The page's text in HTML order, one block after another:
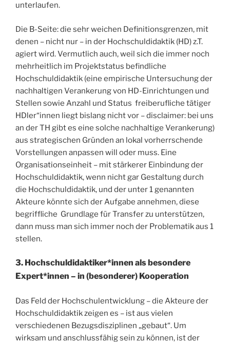
unterlaufen.
Die B-Seite: die sehr weichen Definitionsgrenzen, mit
denen – nicht nur – in der Hochschuldidaktik (HD) z.T.
agiert wird. Vermutlich auch, weil sich die immer noch
mehrheitlich im Projektstatus befindliche
Hochschuldidaktik (eine empirische Untersuchung der
nachhaltigen Verankerung von HD-Einrichtungen und
Stellen sowie Anzahl und Status freiberufliche tätiger
HDler“innen liegt bislang nicht vor – disclaimer: bei uns
an der TH gibt es eine solche nachhaltige Verankerung)
aus strategischen Gründen an lokal vorherrschende
Vorstellungen anpassen will oder muss. Eine
Organisationseinheit – mit stärkerer Einbindung der
Hochschuldidaktik, wenn nicht gar Gestaltung durch
die Hochschuldidaktik, und der unter 1 genannten
Akteure könnte sich der Aufgabe annehmen, diese
begriffliche Grundlage für Transfer zu unterstützen,
dann muss man sich immer noch der Problematik aus 1
stellen.
3. Hochschuldidaktiker*innen als besondere
Expert*innen – in (besonderer) Kooperation
Das Feld der Hochschulentwicklung – die Akteure der
Hochschuldidaktik zeigen es – ist aus vielen
verschiedenen Bezugsdisziplinen „gebaut“. Um
wirksam und anschlussfähig sein zu können, ist der